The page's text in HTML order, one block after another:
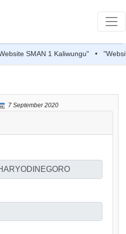
SMAN 1 Kaliwungu" •
7 September 2020